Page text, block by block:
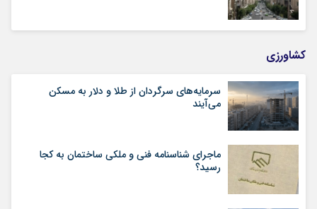
کشاورزی
سرمایه‌های سرگردان از طلا و دلار به مسکن
می‌آیند
ماجرای شناسنامه‌ فنی و ملکی ساختمان به کجا
رسید؟